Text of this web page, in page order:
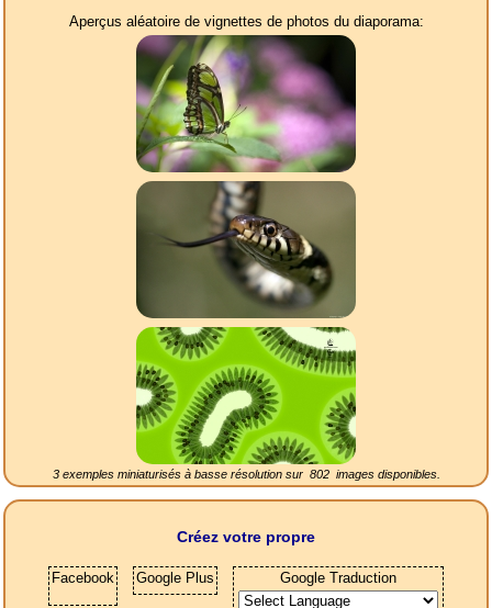
Aperçus aléatoire de vignettes de photos du diaporama:
3 exemples miniaturisés à basse résolution sur 802images disponibles.
Créez votre propre
Facebook Google Plus Google Traduction